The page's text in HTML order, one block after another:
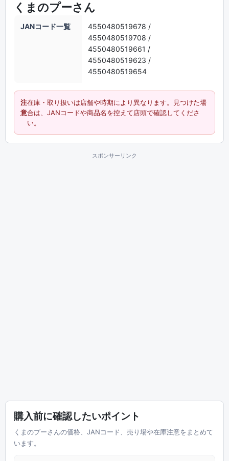
くまのプーさん
JANコード一覧
4550480519678 /
4550480519708 /
4550480519661 /
4550480519623 /
4550480519654
注
意
在庫・取り扱いは店舗や時期により異なります。見つけた場
合は、JANコードや商品名を控えて店頭で確認してくださ
い。
スポンサーリンク
購入前に確認したいポイント
くまのプーさんの価格、JANコード、売り場や在庫注意をまとめて
います。